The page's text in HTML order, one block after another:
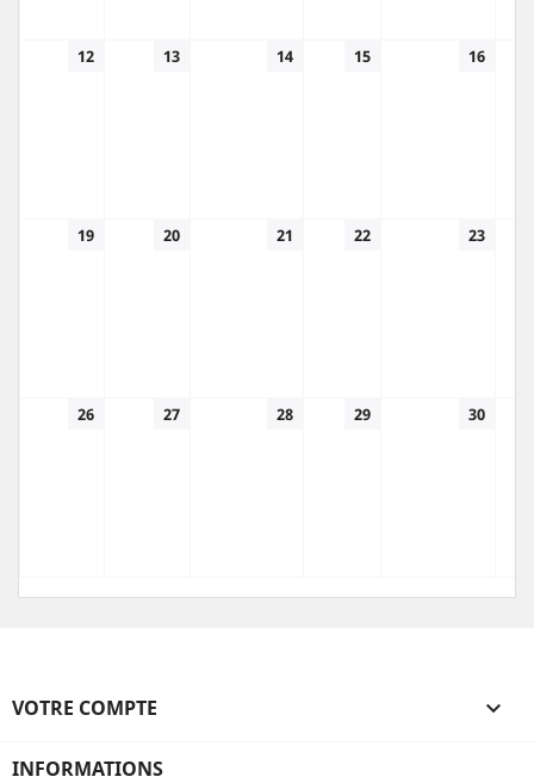
12 13 14 15 16
19 20 21 22 23
26 27 28 29 30
VOTRE COMPTE 
INFORMATIONS